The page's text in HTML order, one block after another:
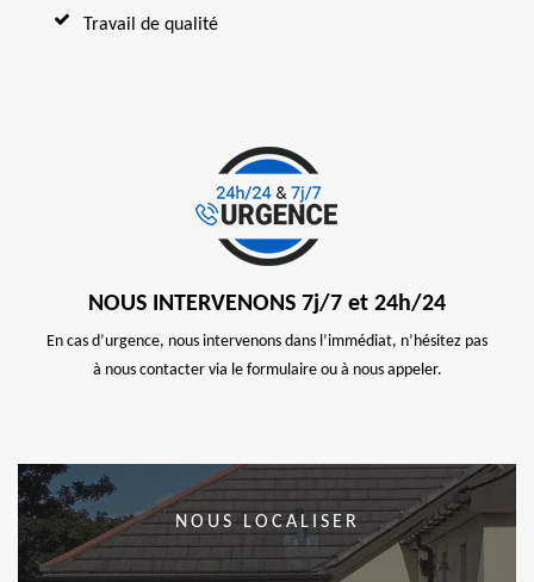
Travail de qualité
NOUS INTERVENONS 7j/7 et 24h/24
En cas d’urgence, nous intervenons dans l’immédiat, n’hésitez pas
à nous contacter via le formulaire ou à nous appeler.
NOUS LOCALISER